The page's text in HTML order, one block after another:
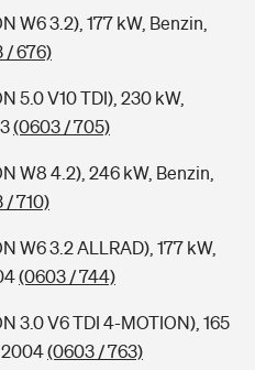
für deine Kids
W6 3.2), 177 kW, Benzin,
/ 676)
5.0 V10 TDI), 230 kW,
(0603 / 705)
W8 4.2), 246 kW, Benzin,
/ 710)
W6 3.2 ALLRAD), 177 kW,
(0603 / 744)
3.0 V6 TDI 4-MOTION), 165
2004(0603 / 763)